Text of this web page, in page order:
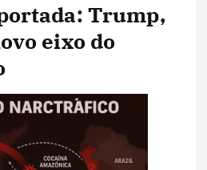
Trump,
eixo do